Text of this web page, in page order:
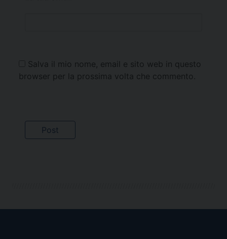
Salva il mio nome, email e sito web in questo
browser per la prossima volta che commento.